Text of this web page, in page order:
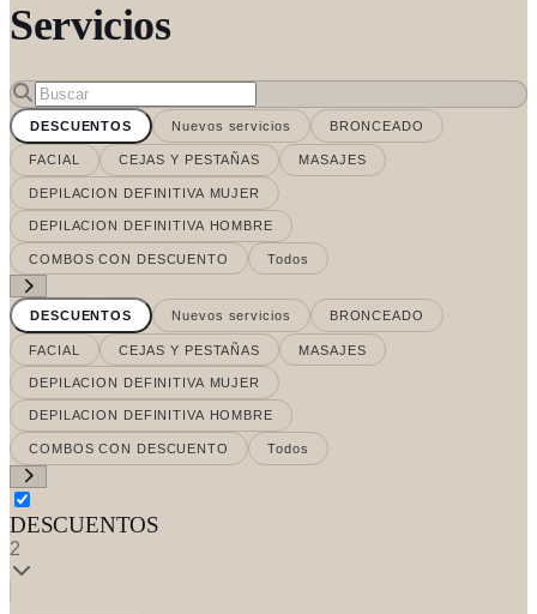
Servicios
DESCUENTOS Nuevos servicios BRONCEADO
FACIAL CEJAS Y PESTAÑAS MASAJES
DEPILACION DEFINITIVA MUJER
DEPILACION DEFINITIVA HOMBRE
COMBOS CON DESCUENTO Todos
DESCUENTOS Nuevos servicios BRONCEADO
FACIAL CEJAS Y PESTAÑAS MASAJES
DEPILACION DEFINITIVA MUJER
DEPILACION DEFINITIVA HOMBRE
COMBOS CON DESCUENTO Todos
DESCUENTOS
2